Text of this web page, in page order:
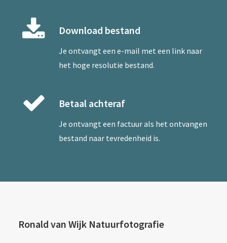
Download bestand
Je ontvangt een e-mail met een link naar
het hoge resolutie bestand.
Betaal achteraf
Je ontvangt een factuur als het ontvangen
bestand naar tevredenheid is.
Ronald van Wijk Natuurfotografie